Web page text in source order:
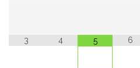
3 4 5 6